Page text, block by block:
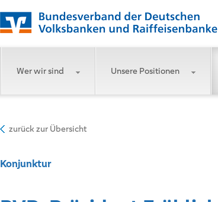
Wer wir sind Unsere Positionen
zurück zur Übersicht
Konjunktur